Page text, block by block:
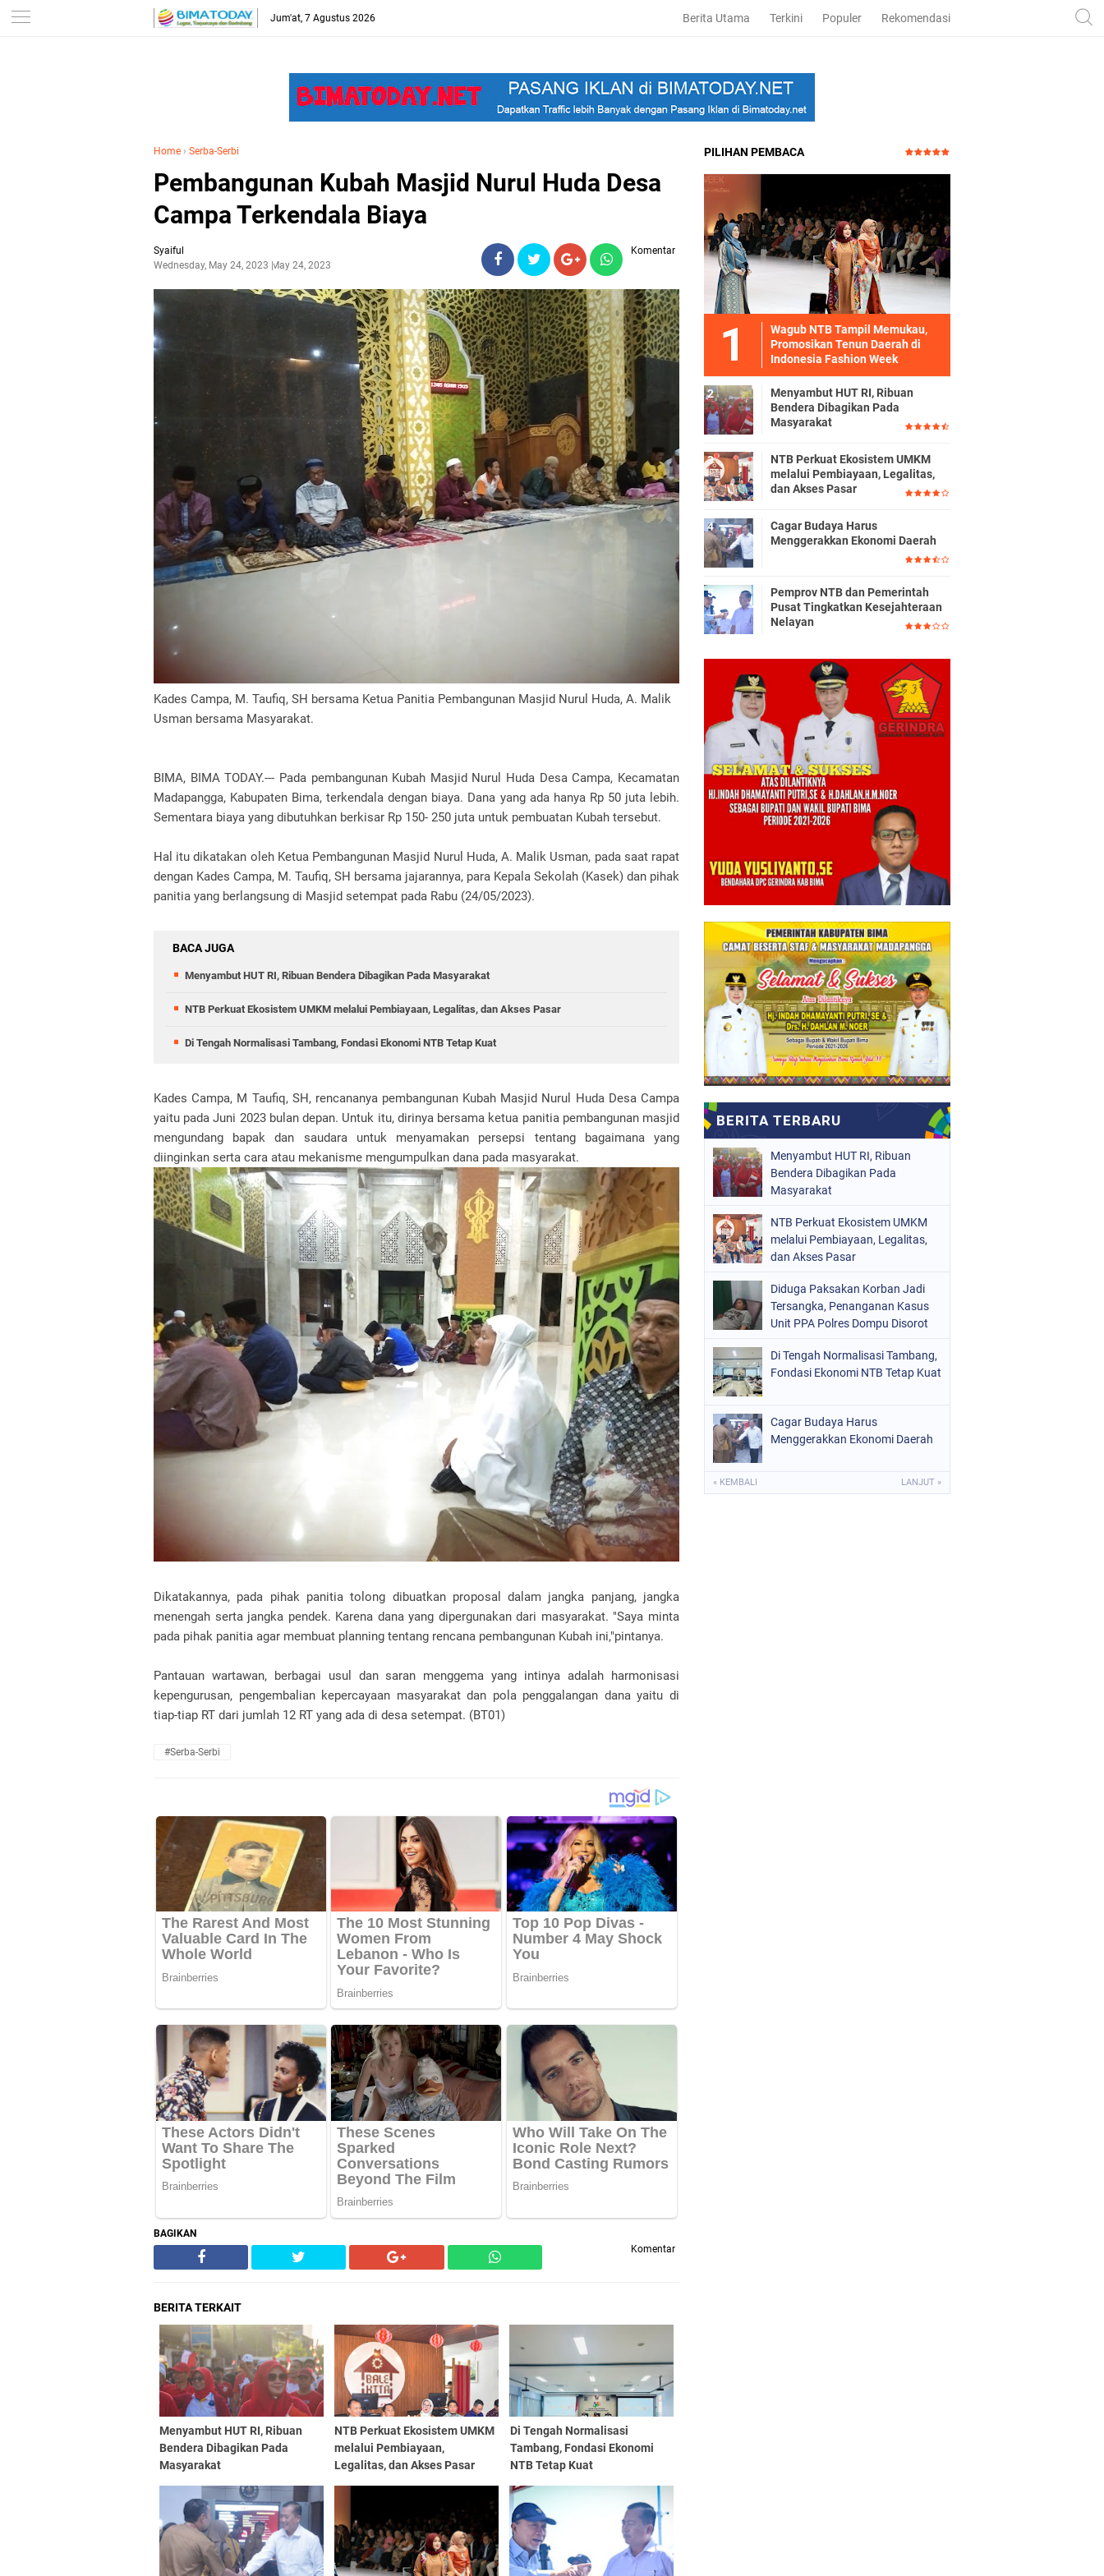
-->
Jum'at, 7 Agustus 2026 Berita Utama Terkini Populer Rekomendasi
Home › Serba-Serbi
Pembangunan Kubah Masjid Nurul Huda Desa
Campa Terkendala Biaya
Syaiful
Wednesday, May 24, 2023 May 24, 2023
Komentar
Kades Campa, M. Taufiq, SH bersama Ketua Panitia Pembangunan Masjid Nurul Huda, A. Malik
Usman bersama Masyarakat.
BIMA, BIMA TODAY.--- Pada pembangunan Kubah Masjid Nurul Huda Desa Campa, Kecamatan
Madapangga, Kabupaten Bima, terkendala dengan biaya. Dana yang ada hanya Rp 50 juta lebih.
Sementara biaya yang dibutuhkan berkisar Rp 150- 250 juta untuk pembuatan Kubah tersebut.
Hal itu dikatakan oleh Ketua Pembangunan Masjid Nurul Huda, A. Malik Usman, pada saat rapat
dengan Kades Campa, M. Taufiq, SH bersama jajarannya, para Kepala Sekolah (Kasek) dan pihak
panitia yang berlangsung di Masjid setempat pada Rabu (24/05/2023).
BACA JUGA
Menyambut HUT RI, Ribuan Bendera Dibagikan Pada Masyarakat
NTB Perkuat Ekosistem UMKM melalui Pembiayaan, Legalitas, dan Akses Pasar
Di Tengah Normalisasi Tambang, Fondasi Ekonomi NTB Tetap Kuat
Kades Campa, M Taufiq, SH, rencananya pembangunan Kubah Masjid Nurul Huda Desa Campa
yaitu pada Juni 2023 bulan depan. Untuk itu, dirinya bersama ketua panitia pembangunan masjid
mengundang bapak dan saudara untuk menyamakan persepsi tentang bagaimana yang
diinginkan serta cara atau mekanisme mengumpulkan dana pada masyarakat.
Dikatakannya, pada pihak panitia tolong dibuatkan proposal dalam jangka panjang, jangka
menengah serta jangka pendek. Karena dana yang dipergunakan dari masyarakat. "Saya minta
pada pihak panitia agar membuat planning tentang rencana pembangunan Kubah ini,"pintanya.
Pantauan wartawan, berbagai usul dan saran menggema yang intinya adalah harmonisasi
kepengurusan, pengembalian kepercayaan masyarakat dan pola penggalangan dana yaitu di
tiap-tiap RT dari jumlah 12 RT yang ada di desa setempat. (BT01)
#Serba-Serbi
BAGIKAN
Komentar
BERITA TERKAIT
Menyambut HUT RI, Ribuan
Bendera Dibagikan Pada
Masyarakat
NTB Perkuat Ekosistem UMKM
melalui Pembiayaan,
Legalitas, dan Akses Pasar
Di Tengah Normalisasi
Tambang, Fondasi Ekonomi
NTB Tetap Kuat
PILIHAN PEMBACA
Wagub NTB Tampil Memukau,
Promosikan Tenun Daerah di
Indonesia Fashion Week
Menyambut HUT RI, Ribuan
Bendera Dibagikan Pada
Masyarakat
NTB Perkuat Ekosistem UMKM
melalui Pembiayaan, Legalitas,
dan Akses Pasar
Cagar Budaya Harus
Menggerakkan Ekonomi Daerah
Pemprov NTB dan Pemerintah
Pusat Tingkatkan Kesejahteraan
Nelayan
Menyambut HUT RI, Ribuan
Bendera Dibagikan Pada
Masyarakat
NTB Perkuat Ekosistem UMKM
melalui Pembiayaan, Legalitas,
dan Akses Pasar
Diduga Paksakan Korban Jadi
Tersangka, Penanganan Kasus
Unit PPA Polres Dompu Disorot
Di Tengah Normalisasi Tambang,
Fondasi Ekonomi NTB Tetap Kuat
Cagar Budaya Harus
Menggerakkan Ekonomi Daerah
« KEMBALI LANJUT »